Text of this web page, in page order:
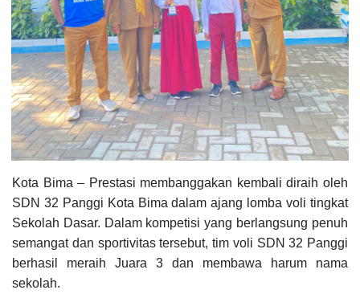
Kota Bima – Prestasi membanggakan kembali diraih oleh
SDN 32 Panggi Kota Bima dalam ajang lomba voli tingkat
Sekolah Dasar. Dalam kompetisi yang berlangsung penuh
semangat dan sportivitas tersebut, tim voli SDN 32 Panggi
berhasil meraih Juara 3 dan membawa harum nama
sekolah.